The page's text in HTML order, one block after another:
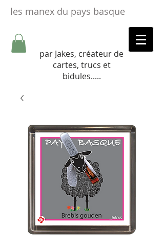
les manex du pays basque
par Jakes, créateur de
cartes, trucs et
bidules.....​